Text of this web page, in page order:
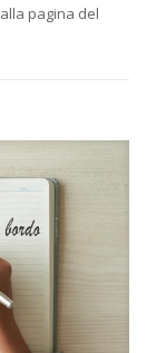
pagina del